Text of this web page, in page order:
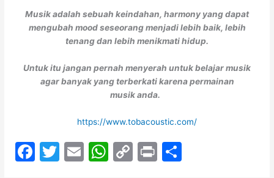
Musik adalah sebuah keindahan, harmony yang dapat
mengubah mood seseorang menjadi lebih baik, lebih
tenang dan lebih menikmati hidup.
Untuk itu jangan pernah menyerah untuk belajar musik
agar banyak yang terberkati karena permainan
musik anda.
https://www.tobacoustic.com/
F
T
E
W C
Pr